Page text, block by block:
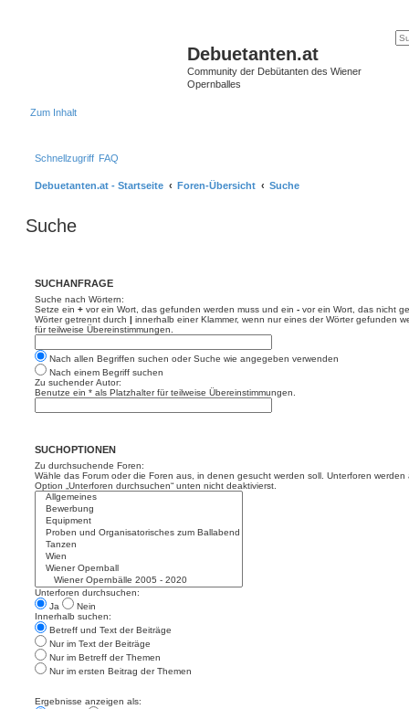
Debuetanten.at
Community der Debütanten des Wiener
Opernballes
Zum Inhalt
Schnellzugriff FAQ
Debuetanten.at - Startseite Foren-Übersicht Suche
Suche
SUCHANFRAGE
Suche nach Wörtern:
Setze ein + vor ein Wort, das gefunden werden muss und ein - vor ein Wort, das nicht
Wörter getrennt durch | innerhalb einer Klammer, wenn nur eines der Wörter gefunden
für teilweise Übereinstimmungen.
Nach allen Begriffen suchen oder Suche wie angegeben verwenden
Nach einem Begriff suchen
Zu suchender Autor:
Benutze ein * als Platzhalter für teilweise Übereinstimmungen.
SUCHOPTIONEN
Zu durchsuchende Foren:
Wähle das Forum oder die Foren aus, in denen gesucht werden soll. Unterforen
Option „Unterforen durchsuchen“ unten nicht deaktivierst.
Unterforen durchsuchen:
Ja
Nein
Innerhalb suchen:
Betreff und Text der Beiträge
Nur im Text der Beiträge
Nur im Betreff der Themen
Nur im ersten Beitrag der Themen
Ergebnisse anzeigen als: